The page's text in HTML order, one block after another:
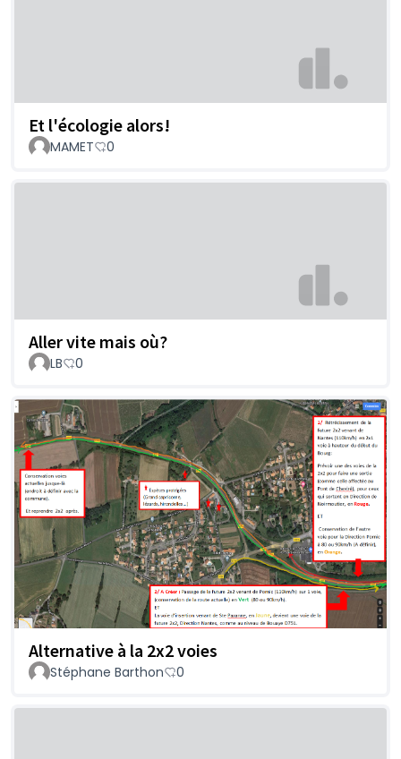
Et l'écologie alors!
MAMET 0
Aller vite mais où?
LB 0
Alternative à la 2x2 voies
Stéphane Barthon 0